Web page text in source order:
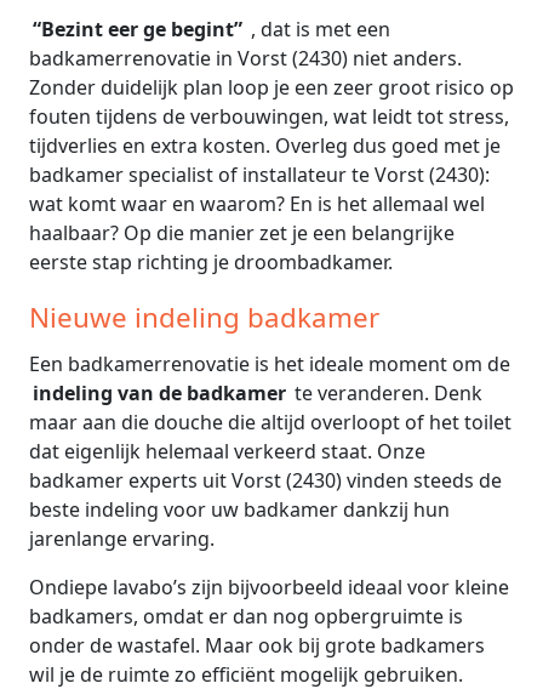
“Bezint eer ge begint” , dat is met een
badkamerrenovatie in Vorst (2430) niet anders.
Zonder duidelijk plan loop je een zeer groot risico op
fouten tijdens de verbouwingen, wat leidt tot stress,
tijdverlies en extra kosten. Overleg dus goed met je
badkamer specialist of installateur te Vorst (2430):
wat komt waar en waarom? En is het allemaal wel
haalbaar? Op die manier zet je een belangrijke
eerste stap richting je droombadkamer.
Nieuwe indeling badkamer
Een badkamerrenovatie is het ideale moment om de
indeling van de badkamer te veranderen. Denk
maar aan die douche die altijd overloopt of het toilet
dat eigenlijk helemaal verkeerd staat. Onze
badkamer experts uit Vorst (2430) vinden steeds de
beste indeling voor uw badkamer dankzij hun
jarenlange ervaring.
Ondiepe lavabo’s zijn bijvoorbeeld ideaal voor kleine
badkamers, omdat er dan nog opbergruimte is
onder de wastafel. Maar ook bij grote badkamers
wil je de ruimte zo efficiënt mogelijk gebruiken.